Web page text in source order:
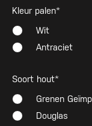
Kleur palen*
Wit
Antraciet
Soort hout*
Grenen
Douglas